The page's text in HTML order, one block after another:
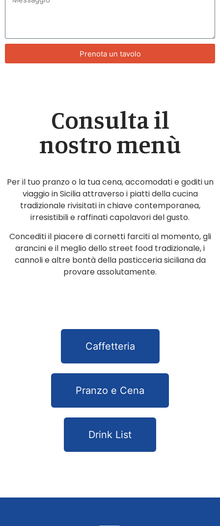
Prenota un tavolo
Consulta il
nostro menù
Per il tuo pranzo o la tua cena, accomodati e goditi un
viaggio in Sicilia attraverso i piatti della cucina
tradizionale rivisitati in chiave contemporanea,
irresistibili e raffinati capolavori del gusto.
Concediti il piacere di cornetti farciti al momento, gli
arancini e il meglio dello street food tradizionale, i
cannoli e altre bontà della pasticceria siciliana da
provare assolutamente.
Caffetteria
Pranzo e Cena
Drink List